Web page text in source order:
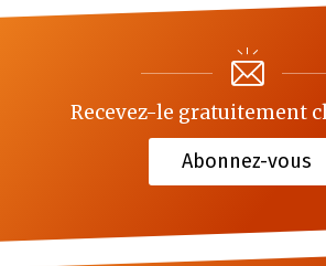
Recevez-le gratuitement
Abonnez-vous